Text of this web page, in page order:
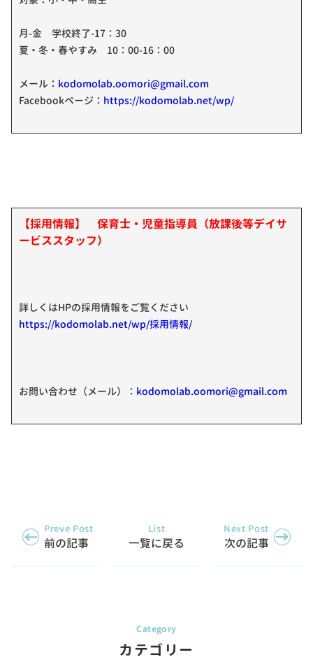
月-金 学校終了-17：30
夏・冬・春やすみ 10：00-16：00
メール： kodomolab.oomori@gmail.com
Facebookページ： https://kodomolab.net/wp/
【採用情報】 保育士・児童指導員（放課後等デイサ
ービススタッフ）
詳しくはHPの採用情報をご覧ください
https://kodomolab.net/wp/採用情報/
お問い合わせ（メール）： kodomolab.oomori@gmail.com
Preve Post
前の記事
List
一覧に戻る
Next Post
次の記事
カテゴリー